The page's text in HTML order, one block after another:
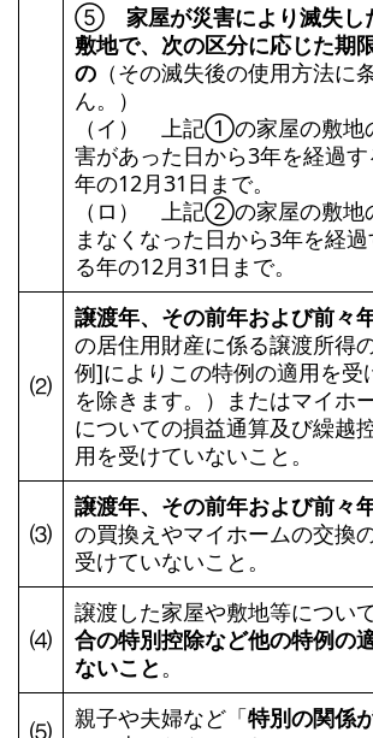
⑤ 家屋が災害により滅失し
敷地で、次の区分に応じた期
の （その滅失後の使用方法に
ん。）
（イ） 上記①の家屋の敷地
害があった日から3年を経過
年の12月31日まで。
（ロ） 上記➁の家屋の敷地
まなくなった日から3年を経
る年の12月31日まで。
⑵
譲渡年、その前年および前々
の居住用財産に係る譲渡所得
例]によりこの特例の適用を受
を除きます。）またはマイホ
についての損益通算及び繰越
用を受けていないこと。
⑶
譲渡年、その前年および前々
の買換えやマイホームの交換
受けていないこと。
⑷
譲渡した家屋や敷地等について
合の特別控除など他の特例の
ないこと 。
⑸ 親子や夫婦など「特別の関係